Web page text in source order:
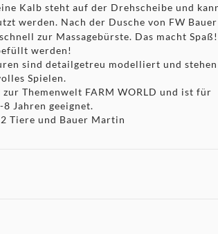
Kalb steht auf der Drehscheibe und
werden. Nach der Dusche von FW Bauer
zur Massagebürste. Das macht Spaß!
werden!
sind detailgetreu modelliert und
Spielen.
Themenwelt FARM WORLD und ist für
Jahren geeignet.
Tiere und Bauer Martin